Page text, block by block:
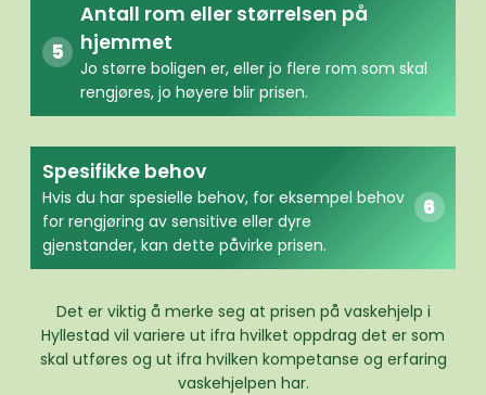
Antall rom eller størrelsen på
hjemmet
Jo større boligen er, eller jo flere rom som skal
rengjøres, jo høyere blir prisen.
Spesifikke behov
Hvis du har spesielle behov, for eksempel behov
for rengjøring av sensitive eller dyre
gjenstander, kan dette påvirke prisen.
Det er viktig å merke seg at prisen på vaskehjelp i
Hyllestad vil variere ut ifra hvilket oppdrag det er som
skal utføres og ut ifra hvilken kompetanse og erfaring
vaskehjelpen har.